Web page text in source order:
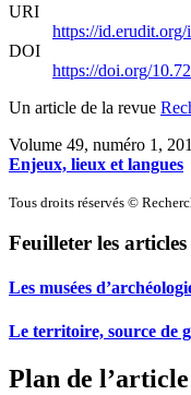
URI
https://
DOI
https://doi.org/
Un article de la revue
Volume 49, numéro 1,
Enjeux, lieux et langues
Tous droits réservés ©
Feuilleter les
Les musées
Le territoire, source de
Plan de l’article